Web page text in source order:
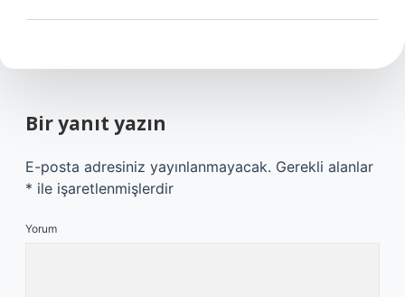
Bir yanıt yazın
E-posta adresiniz yayınlanmayacak. Gerekli alanlar
* ile işaretlenmişlerdir
Yorum